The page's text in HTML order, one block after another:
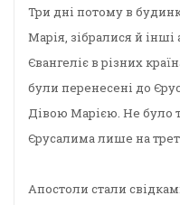
Три дні потому в
Марія, зібралися й
Євангеліє в різних
були перенесені до
Дівою Марією. Не було
Єрусалима лише на
Апостоли стали